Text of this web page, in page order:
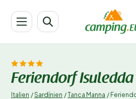
Feriendorf Isuledda
Italien /Sardinien /Tanca Manna /